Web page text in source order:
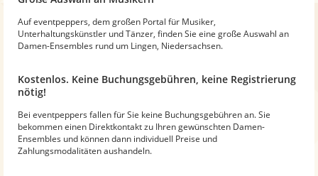
Auf eventpeppers, dem großen Portal für Musiker,
Unterhaltungskünstler und Tänzer, finden Sie eine große Auswahl an
Damen-Ensembles rund um Lingen, Niedersachsen.
Kostenlos. Keine Buchungsgebühren, keine Registrierung
nötig!
Bei eventpeppers fallen für Sie keine Buchungsgebühren an. Sie
bekommen einen Direktkontakt zu Ihren gewünschten Damen-
Ensembles und können dann individuell Preise und
Zahlungsmodalitäten aushandeln.